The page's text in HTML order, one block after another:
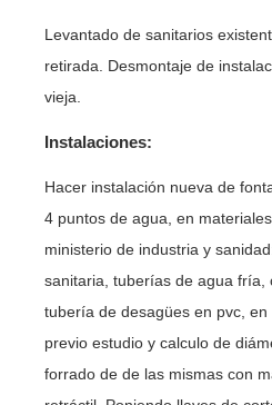
Levantado de sanitarios
retirada. Desmontaje de
vieja.
Instalaciones:
Hacer instalación nueva de
4 puntos de agua, en
ministerio de industria y
sanitaria, tuberías de agua fría,
tubería de desagües en pvc,
previo estudio y calculo de
forrado de de las mismas con